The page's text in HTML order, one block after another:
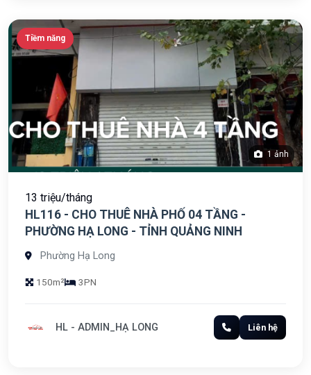
Tiềm năng
1 ảnh
13 triệu/tháng
HL116 - CHO THUÊ NHÀ PHỐ 04 TẦNG -
PHƯỜNG HẠ LONG - TỈNH QUẢNG NINH
Phường Hạ Long
150m² 3PN
HL - ADMIN_HẠ LONG Liên hệ